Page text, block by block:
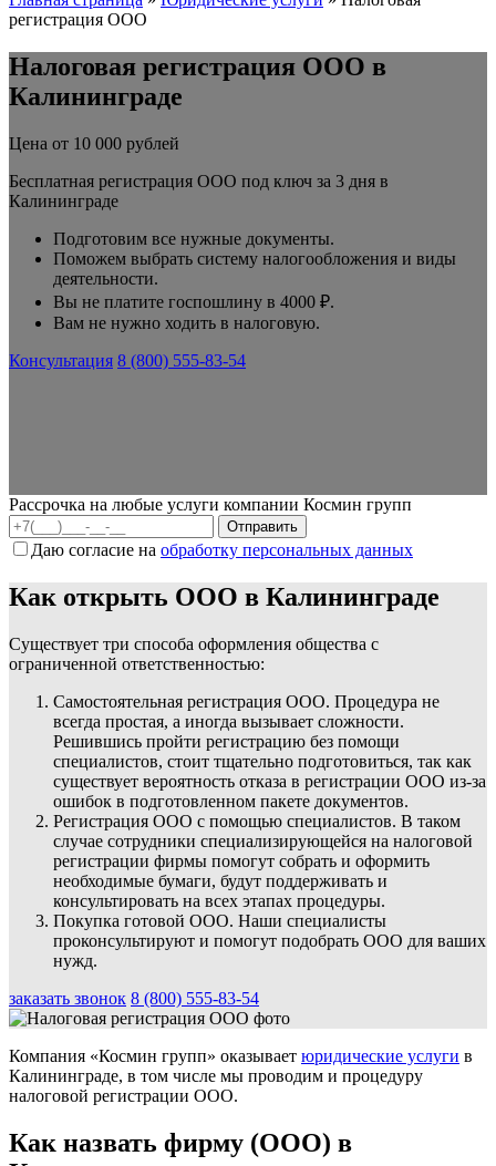
регистрация ООО
Налоговая регистрация ООО в
Калининграде
Цена от 10 000 рублей
Бесплатная регистрация ООО под ключ за 3 дня в
Калининграде
Подготовим все нужные документы.
Поможем выбрать систему налогообложения и виды
деятельности.
Вы не платите госпошлину в 4000 ₽.
Вам не нужно ходить в налоговую.
Консультация 8 (800) 555-83-54
Рассрочка на любые услуги компании Космин групп
Даю согласие на обработку персональных данных
Как открыть ООО в Калининграде
Существует три способа оформления общества с
ограниченной ответственностью:
Самостоятельная регистрация ООО. Процедура не
всегда простая, а иногда вызывает сложности.
Решившись пройти регистрацию без помощи
специалистов, стоит тщательно подготовиться, так как
существует вероятность отказа в регистрации ООО из-за
ошибок в подготовленном пакете документов.
Регистрация ООО с помощью специалистов. В таком
случае сотрудники специализирующейся на налоговой
регистрации фирмы помогут собрать и оформить
необходимые бумаги, будут поддерживать и
консультировать на всех этапах процедуры.
Покупка готовой ООО. Наши специалисты
проконсультируют и помогут подобрать ООО для ваших
нужд.
заказать звонок 8 (800) 555-83-54
Компания «Космин групп» оказывает юридические услуги в
Калининграде, в том числе мы проводим и процедуру
налоговой регистрации ООО.
Как назвать фирму (ООО) в